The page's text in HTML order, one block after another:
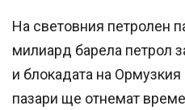
На световния петролен
милиард барела петрол
и блокадата на
пазари ще отнемат